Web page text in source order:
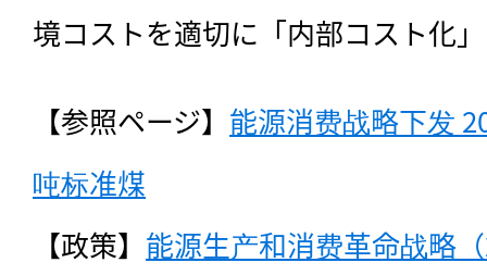
境コストを適切に「内部コスト化
【参照ページ】 能源消费战略下发
吨标准煤
【政策】 能源生产和消费革命战略